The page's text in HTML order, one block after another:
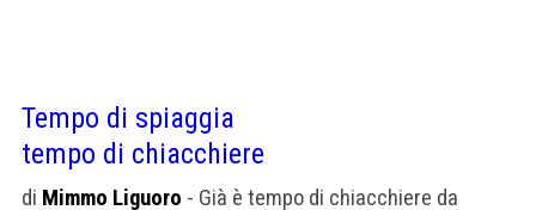
Tempo di spiaggia
tempo di chiacchiere
di Mimmo Liguoro - Già è tempo di chiacchiere da